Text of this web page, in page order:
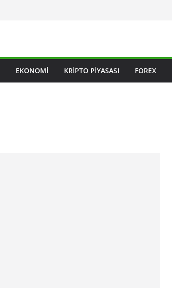
EKONOMI KRIPTO PIYASASI FOREX